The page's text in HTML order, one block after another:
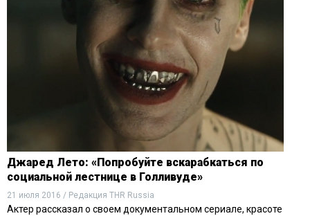
Джаред Лето: «Попробуйте вскарабкаться по
социальной лестнице в Голливуде»
21 июля 2016 / Редакция THR Russia
Актер рассказал о своем документальном сериале, красоте